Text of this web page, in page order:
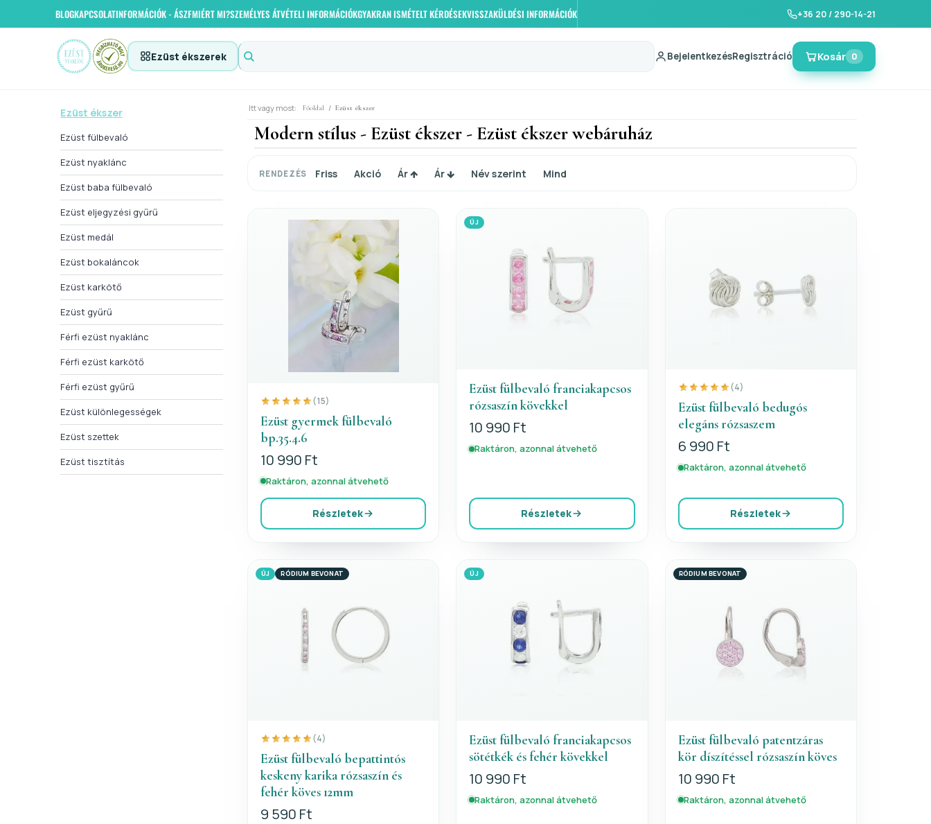
BLOGKAPCSOLATINFORMÁCIÓK - ÁSZFMIÉRT MI?SZEMÉLYES ÁTVÉTELI INFORMÁCIÓKGYAKRAN ISMÉTELT KÉRDÉSEKVISSZAKÜLDÉSI INFORMÁCIÓK +36 20 / 290-14-21
Ezüst ékszerek BejelentkezésRegisztráció Kosár 0
Ezüst ékszer
Ezüst fülbevaló
Ezüst nyaklánc
Ezüst baba fülbevaló
Ezüst eljegyzési gyűrű
Ezüst medál
Ezüst bokaláncok
Ezüst karkötő
Ezüst gyűrű
Férfi ezüst nyaklánc
Férfi ezüst karkötő
Férfi ezüst gyűrű
Ezüst különlegességek
Ezüst szettek
Ezüst tisztítás
Itt vagy most: Főoldal / Ezüst ékszer
Modern stílus - Ezüst ékszer - Ezüst ékszer webáruház
RENDEZÉS Friss Akció Ár Ár Név szerint Mind
(15)
Ezüst gyermek fülbevaló
bp.35.4.6
10 990 Ft
Raktáron, azonnal átvehető
Részletek
ÚJ
Ezüst fülbevaló franciakapcsos
rózsaszín kövekkel
10 990 Ft
Raktáron, azonnal átvehető
Részletek
(4)
Ezüst fülbevaló bedugós
elegáns rózsaszem
6 990 Ft
Raktáron, azonnal átvehető
Részletek
ÚJ RÓDIUM BEVONAT
(4)
Ezüst fülbevaló bepattintós
keskeny karika rózsaszín és
fehér köves 12mm
9 590 Ft
ÚJ
Ezüst fülbevaló franciakapcsos
sötétkék és fehér kövekkel
10 990 Ft
Raktáron, azonnal átvehető
RÓDIUM BEVONAT
Ezüst fülbevaló patentzáras
kör díszítéssel rózsaszín köves
10 990 Ft
Raktáron, azonnal átvehető